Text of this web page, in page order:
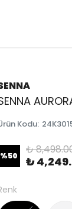
Kodu:
%50 ₺
₺